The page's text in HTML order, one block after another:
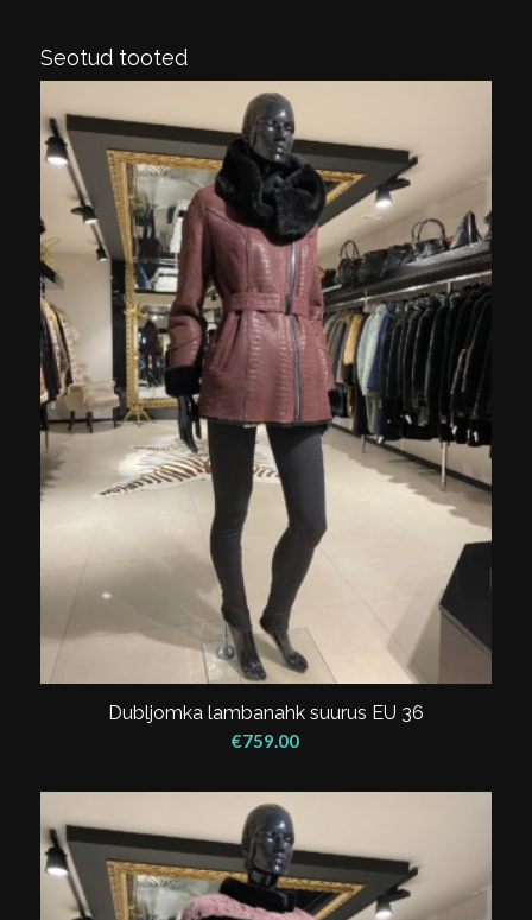
Seotud tooted
Dubljomka lambanahk suurus EU 36
€759.00